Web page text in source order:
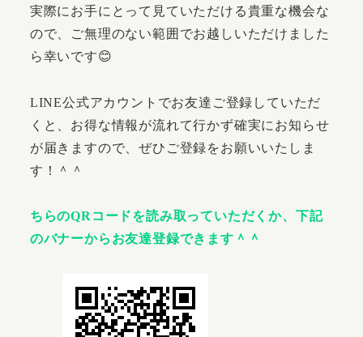
実際にお手にとって見ていただける貴重な機会な
ので、ご無理のない範囲でお越しいただけました
ら幸いです😊
LINE公式アカウントでお友達ご登録していただ
くと、お得な情報が流れて行かず確実にお知らせ
が届きますので、ぜひご登録をお願いいたしま
す！＾＾
ちらのQRコードを読み取っていただくか、下記
のバナーからお友達登録できます＾＾